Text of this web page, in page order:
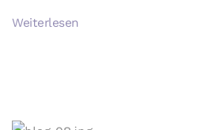
Weiterlesen